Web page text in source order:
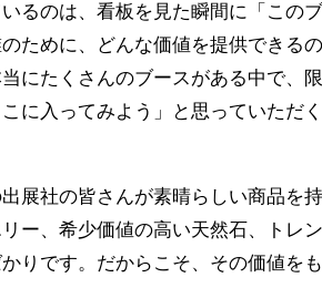
るのは、看板を見た瞬間に「この
ために、どんな価値を提供できる
にたくさんのブースがある中で、
に入ってみよう」と思っていただ
展社の皆さんが素晴らしい商品を
ー、希少価値の高い天然石、トレ
りです。だからこそ、その価値を